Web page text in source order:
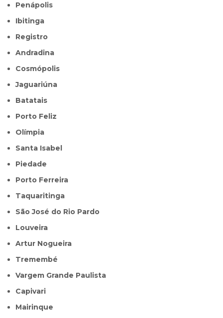
Penápolis
Ibitinga
Registro
Andradina
Cosmópolis
Jaguariúna
Batatais
Porto Feliz
Olímpia
Santa Isabel
Piedade
Porto Ferreira
Taquaritinga
São José do Rio Pardo
Louveira
Artur Nogueira
Tremembé
Vargem Grande Paulista
Capivari
Mairinque